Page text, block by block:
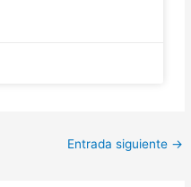
Entrada siguiente →